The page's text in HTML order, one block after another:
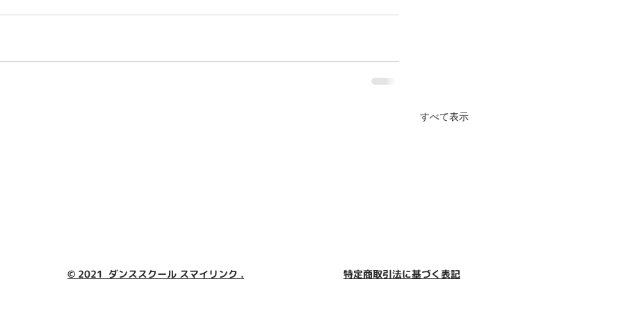
すべて表示
© 2021 ダンススクール スマイリンク . 特定商取引法に基づく表記